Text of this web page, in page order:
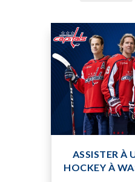
ASSISTER À
HOCKEY À